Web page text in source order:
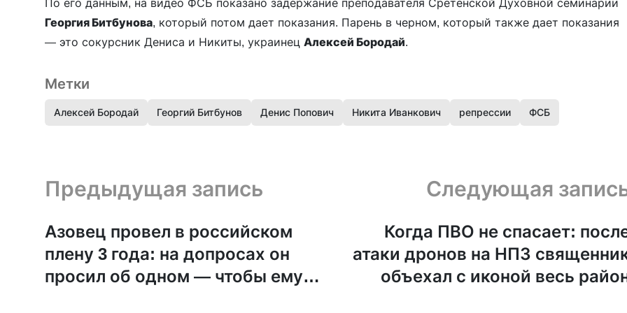
По его данным, на видео ФСБ показано задержание преподавателя Сретенской Духовной семинарии
Георгия Битбунова, который потом дает показания. Парень в черном, который также дает показания
— это сокурсник Дениса и Никиты, украинец Алексей Бородай.
Метки
Алексей Бородай Георгий Битбунов Денис Попович Никита Иванкович репрессии ФСБ
Предыдущая запись и следующая запись
Предыдущая запись
Азовец провел в российском
плену 3 года: на допросах он
просил об одном — чтобы ему
Следующая
Когда ПВО не спасает:
атаки дронов на НПЗ
объехал с иконой весь